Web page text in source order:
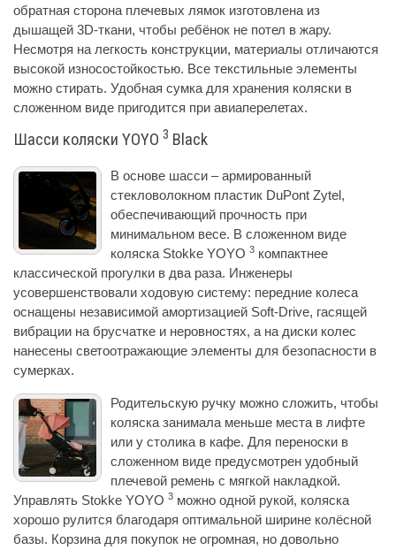
обратная сторона плечевых лямок изготовлена из
дышащей 3D-ткани, чтобы ребёнок не потел в жару.
Несмотря на легкость конструкции, материалы отличаются
высокой износостойкостью. Все текстильные элементы
можно стирать. Удобная сумка для хранения коляски в
сложенном виде пригодится при авиаперелетах.
Шасси коляски YOYO 3 Black
В основе шасси – армированный
стекловолокном пластик DuPont Zytel,
обеспечивающий прочность при
минимальном весе. В сложенном виде
коляска Stokke YOYO 3 компактнее
классической прогулки в два раза. Инженеры
усовершенствовали ходовую систему: передние колеса
оснащены независимой амортизацией Soft-Drive, гасящей
вибрации на брусчатке и неровностях, а на диски колес
нанесены светоотражающие элементы для безопасности в
сумерках.
Родительскую ручку можно сложить, чтобы
коляска занимала меньше места в лифте
или у столика в кафе. Для переноски в
сложенном виде предусмотрен удобный
плечевой ремень с мягкой накладкой.
Управлять Stokke YOYO 3 можно одной рукой, коляска
хорошо рулится благодаря оптимальной ширине колёсной
базы. Корзина для покупок не огромная, но довольно